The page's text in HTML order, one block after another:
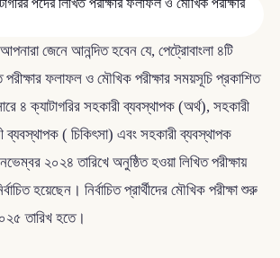
আপনারা জেনে আনন্দিত হবেন যে, পেট্রোবাংলা ৪টি
পরীক্ষার ফলাফল ও মৌখিক পরীক্ষার সময়সূচি প্রকাশিত
৪ ক্যাটাগরির সহকারী ব্যবস্থাপক (অর্থ), সহকারী
ব্যবস্থাপক ( চিকিৎসা) এবং সহকারী ব্যবস্থাপক
২০২৪ তারিখে অনুষ্ঠিত হওয়া লিখিত পরীক্ষায়
হয়েছেন। নির্বাচিত প্রার্থীদের মৌখিক পরীক্ষা শুরু
তারিখ হতে।